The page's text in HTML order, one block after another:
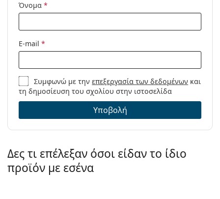
Είναι ιατρικό προϊόν. Διαβάστε τις οδηγίες πριν από
Άλλα
Τύπος:
Γυναικεία
Κατηγορία:
Γυαλιά οράσεως
Μάρκα:
Προϊόντος /
Μοντέλο:
0MK3067D 1334 54
Όνομα *
E-mail *
Συμφωνώ με τηνεπεξεργασία των δεδομένων και
τη δημοσίευση του σχολίου στην ιστοσελίδα
Υποβολή
Δες τι επέλεξαν όσοι είδαν το ίδιο
προϊόν με εσένα